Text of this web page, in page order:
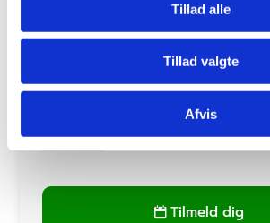
Tillad alle
Tillad valgte
Afvis
4 lektioner på manøvrebane
13 lektioner på vej
5 lektioner på køreteknisk anlæg
Tilmeld dig